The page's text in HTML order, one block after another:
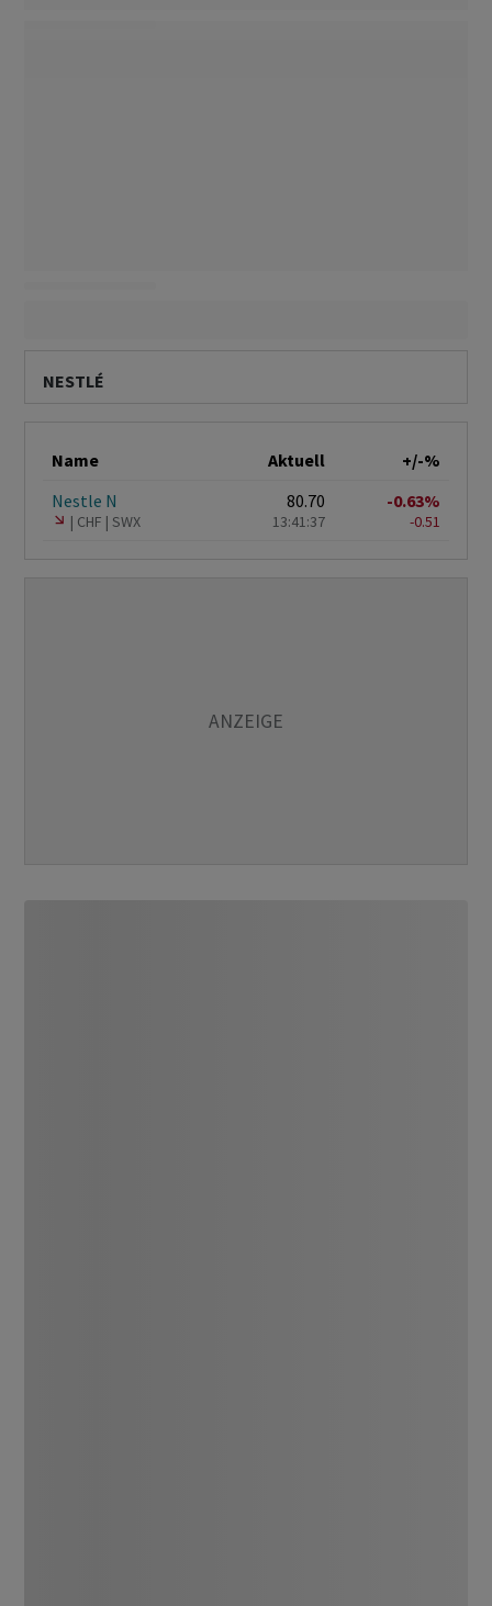
NESTLÉ
Name Aktuell
+/-%
Nestle N
CHF SWX
80.70
13:41:37
-0.63%
-0.51